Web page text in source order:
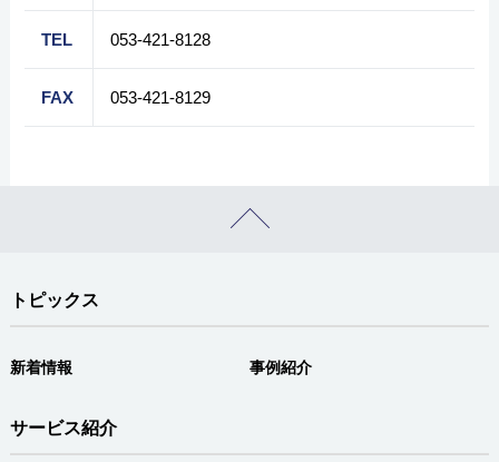
TEL 053-421-8128
FAX 053-421-8129
トピックス
新着情報 事例紹介
サービス紹介